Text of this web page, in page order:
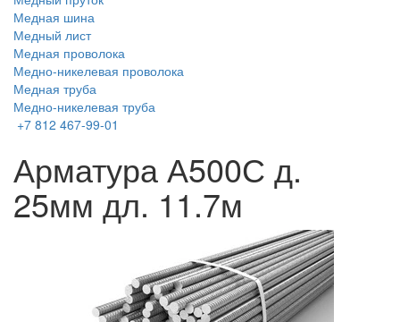
Медная шина
Медный лист
Медная проволока
Медно-никелевая проволока
Медная труба
Медно-никелевая труба
+7 812 467-99-01
Арматура А500С д.
25мм дл. 11.7м